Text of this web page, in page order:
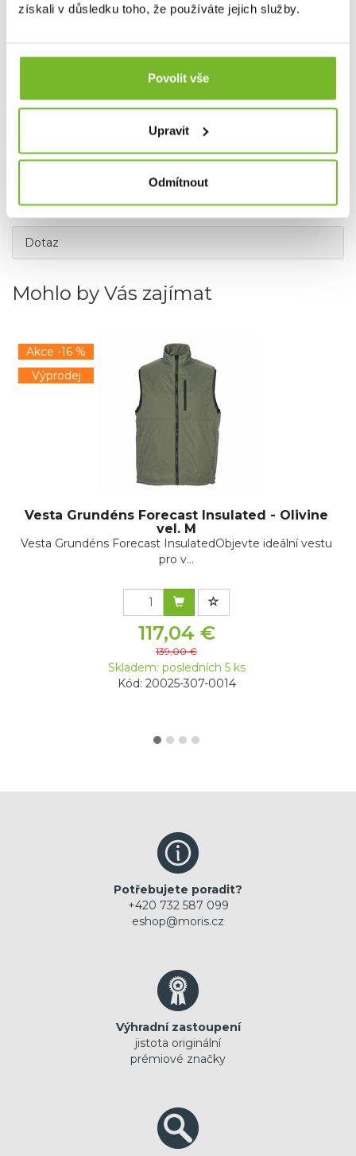
získali v důsledku toho, že používáte jejich služby.
Povolit vše
Upravit
Odmítnout
Dotaz
Mohlo by Vás zajímat
Akce -16 %
Výprodej
Vesta Grundéns Forecast Insulated - Olivine
vel. M
Vesta Grundéns Forecast InsulatedObjevte ideální vestu
pro v...
117,04 €
139,00 €
Skladem: posledních 5 ks
Kód: 20025-307-0014
Potřebujete poradit?
+420 732 587 099
eshop@moris.cz
Výhradní zastoupení
jistota originální
prémiové značky